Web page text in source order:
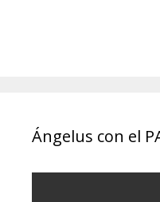
Ángelus con el